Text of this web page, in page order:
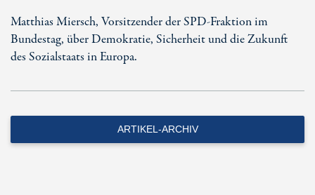
Matthias Miersch, Vorsitzender der SPD-Fraktion im
Bundestag, über Demokratie, Sicherheit und die Zukunft
des Sozialstaats in Europa.
ARTIKEL-ARCHIV